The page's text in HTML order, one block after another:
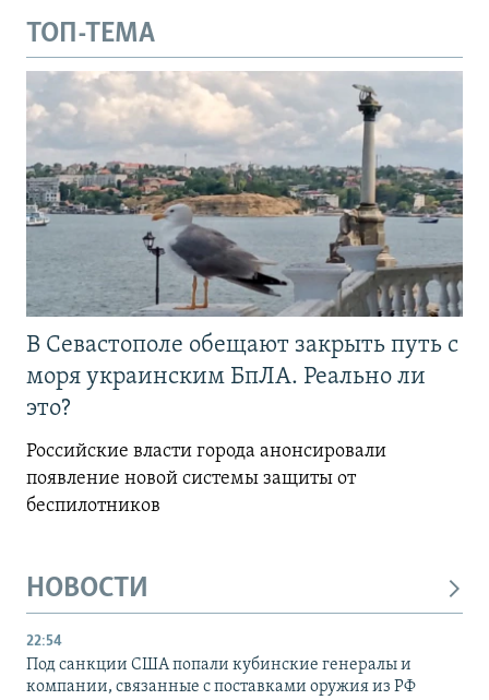
ТОП-ТЕМА
В Севастополе обещают закрыть путь с
моря украинским БпЛА. Реально ли
это?
Российские власти города анонсировали
появление новой системы защиты от
беспилотников
НОВОСТИ
22:54
Под санкции США попали кубинские генералы и
компании, связанные с поставками оружия из РФ